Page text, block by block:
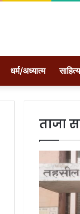
धर्म/अध्यात्म साहित्य
ताजा